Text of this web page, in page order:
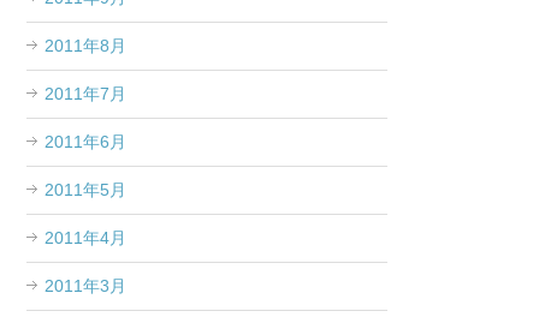
2011年8月
2011年7月
2011年6月
2011年5月
2011年4月
2011年3月